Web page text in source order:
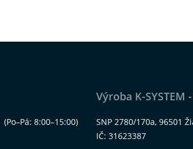
(Po–Pá: 8:00–15:00)
Výroba K-SYSTEM
SNP 2780/170a, 96501
IČ: 31623387